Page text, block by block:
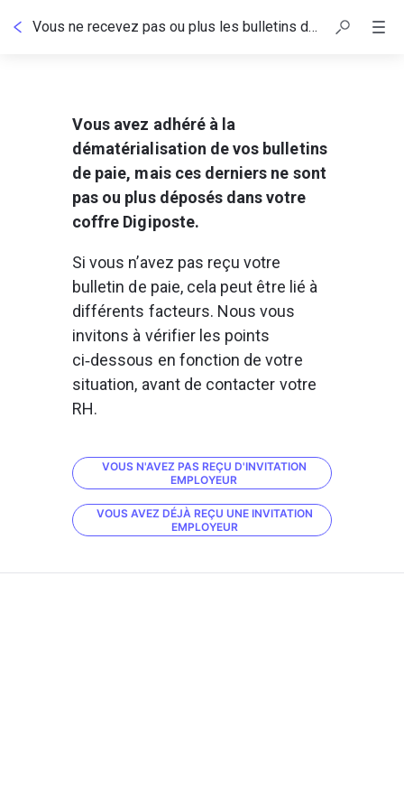
Vous ne recevez pas ou plus les bulletins de paie de votre employeur
Vous avez adhéré à la
dématérialisation de vos bulletins
de paie, mais ces derniers ne sont
pas ou plus déposés dans votre
coffre Digiposte.
Si vous n’avez pas reçu votre
bulletin de paie, cela peut être lié à
différents facteurs. Nous vous
invitons à vérifier les points
ci‑dessous en fonction de votre
situation, avant de contacter votre
RH.
VOUS N'AVEZ PAS REÇU D'INVITATION
EMPLOYEUR
VOUS AVEZ DÉJÀ REÇU UNE INVITATION
EMPLOYEUR